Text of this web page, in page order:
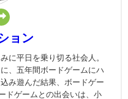
ョン
に平日を乗り切る社会人。
、五年間ボードゲームにハ
み遊んだ結果、ボードゲー
ドゲームとの出会いは、小